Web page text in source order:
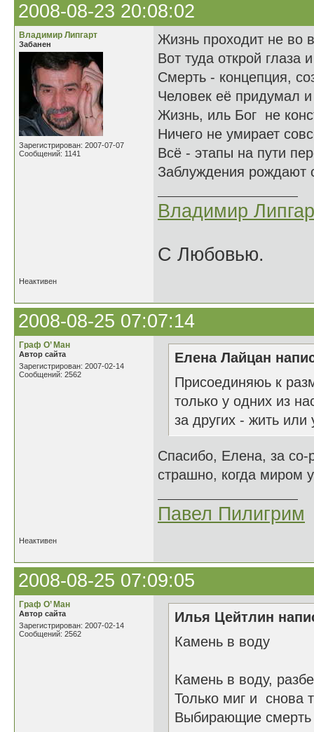
2008-08-23 20:08:02
Владимир Липгарт
Забанен
Зарегистрирован: 2007-07-07
Сообщений: 1141
Жизнь проходит не во
Вот туда открой глаза
Смерть - концепция,
Человек её придумал
Жизнь, иль Бог не
Ничего не умирает
Всё - этапы на пути
Заблуждения рождают
Владимир
С Любовью.
Неактивен
2008-08-25 07:07:14
Граф О’ Ман
Автор сайта
Зарегистрирован: 2007-02-14
Сообщений: 2562
Елена Лайцан
Присоединяюь к
только у одних из
за других - жить
Спасибо, Елена, за
страшно, когда миром
Павел Пилигрим
Неактивен
2008-08-25 07:09:05
Граф О’ Ман
Автор сайта
Зарегистрирован: 2007-02-14
Сообщений: 2562
Илья Цейтлин
Камень в воду
Камень в воду,
Только миг и снова
Выбирающие смерть